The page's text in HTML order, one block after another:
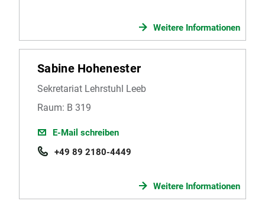
Weitere Informationen
Sabine Hohenester
Sekretariat Lehrstuhl Leeb
Raum: B 319
E-Mail schreiben
+49 89 2180-4449
Weitere Informationen